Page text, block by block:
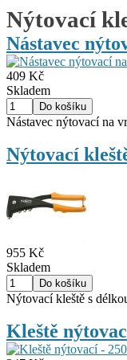
Nýtovací
Nástavec
409 Kč
Skladem
Nástavec nýtovací na
Nýtovací
955 Kč
Skladem
Nýtovací kleště s
Kleště